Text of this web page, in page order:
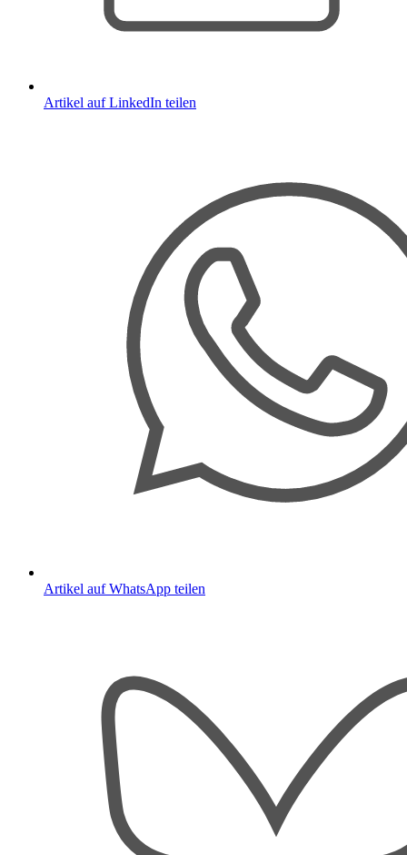
Artikel auf LinkedIn teilen
Artikel auf WhatsApp teilen